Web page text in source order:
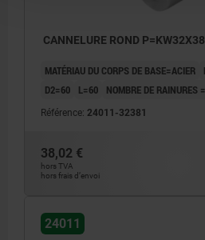
CANNELURE ROND
MATÉRIAU DU CORPS DE BASE=ACIER
D2=60
L=60 NOMBRE DE RAINURES
Référence: 24011-32381
38,02 €
hors TVA
hors frais d’envoi
24011